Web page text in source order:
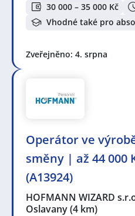
30 000 – 35 000 Kč
Vhodné také pro
Zveřejněno: 4. srpna
Operátor ve
směny | až 44 000
(A13924)
HOFMANN WIZARD
Oslavany(4 km)